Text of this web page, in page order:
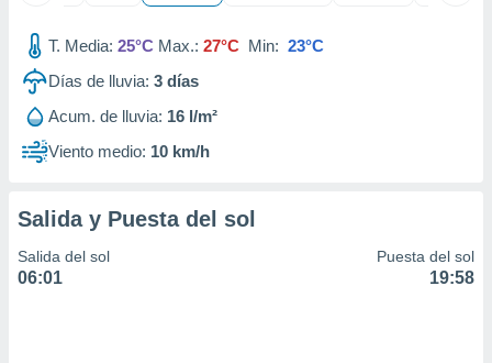
T. Media: 25°C Max.: 27°C Min: 23°C
Días de lluvia: 3 días
Acum. de lluvia: 16 l/m²
Viento medio: 10 km/h
Salida y Puesta del sol
Salida del sol
06:01
Puesta del sol
19:58